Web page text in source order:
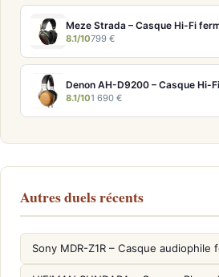
Meze Strada – Casque Hi-Fi
8.1/10799 €
Denon AH-D9200 – Casque Hi-
8.1/101 690 €
Autres duels récents
Sony MDR-Z1R – Casque